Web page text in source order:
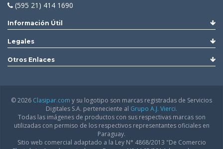
(595 21) 414 1690
Información Útil
Legales
Otros Enlaces
© 2026 Clasipar.com y su logotipo son marcas registradas de Servicios
Digitales S.A. perteneciente al Grupo A.J. Vierci.
Todas las imágenes de productos con sus respectivas marcas son
utilizadas con permiso de los respectivos representantes oficiales en
Paraguay.
Sitio web comercial adaptado a la Ley N° 4868/2013 "De Comercio